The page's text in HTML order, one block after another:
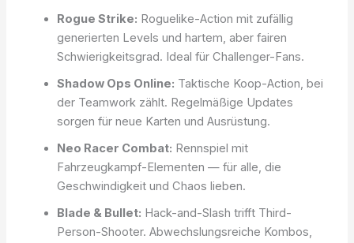
Rogue Strike: Roguelike-Action mit zufällig
generierten Levels und hartem, aber fairen
Schwierigkeitsgrad. Ideal für Challenger-Fans.
Shadow Ops Online: Taktische Koop-Action, bei
der Teamwork zählt. Regelmäßige Updates
sorgen für neue Karten und Ausrüstung.
Neo Racer Combat: Rennspiel mit
Fahrzeugkampf-Elementen — für alle, die
Geschwindigkeit und Chaos lieben.
Blade & Bullet: Hack-and-Slash trifft Third-
Person-Shooter. Abwechslungsreiche Kombos,